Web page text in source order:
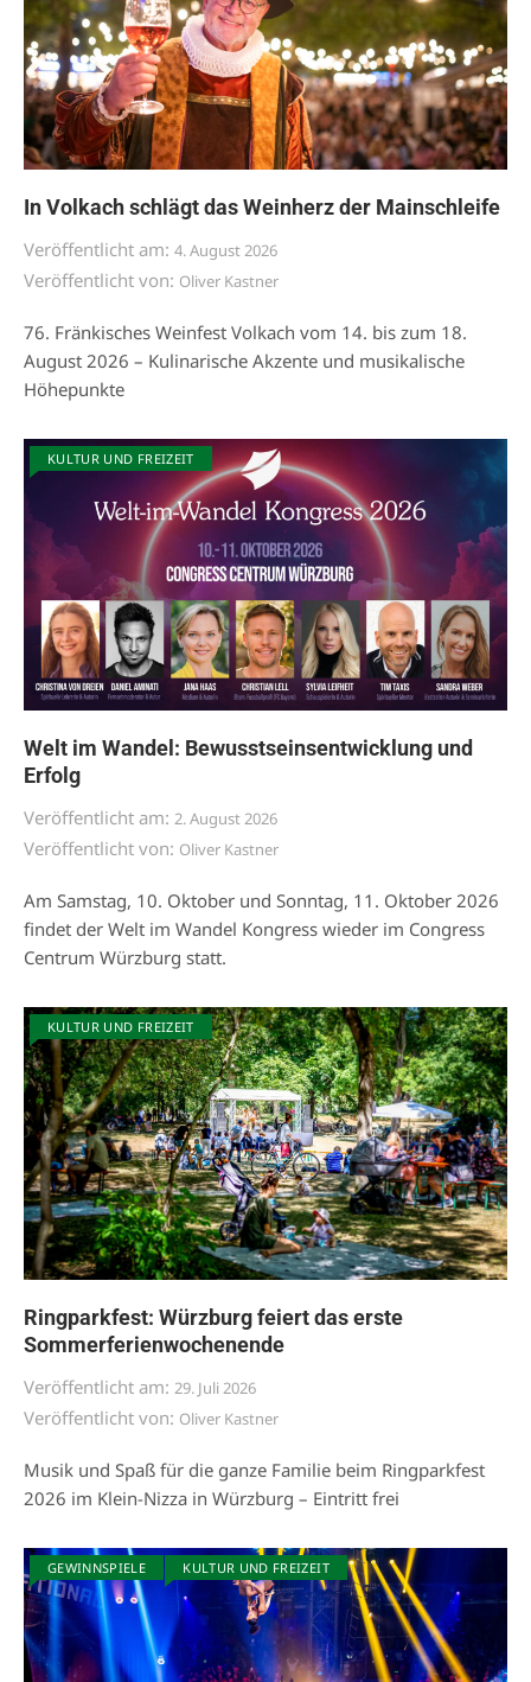
In Volkach schlägt das Weinherz der Mainschleife
Veröffentlicht am: 4. August 2026
Veröffentlicht von: Oliver Kastner
76. Fränkisches Weinfest Volkach vom 14. bis zum 18.
August 2026 – Kulinarische Akzente und musikalische
Höhepunkte
KULTUR UND FREIZEIT
Welt im Wandel: Bewusstseinsentwicklung und
Erfolg
Veröffentlicht am: 2. August 2026
Veröffentlicht von: Oliver Kastner
Am Samstag, 10. Oktober und Sonntag, 11. Oktober 2026
findet der Welt im Wandel Kongress wieder im Congress
Centrum Würzburg statt.
KULTUR UND FREIZEIT
Ringparkfest: Würzburg feiert das erste
Sommerferienwochenende
Veröffentlicht am: 29. Juli 2026
Veröffentlicht von: Oliver Kastner
Musik und Spaß für die ganze Familie beim Ringparkfest
2026 im Klein-Nizza in Würzburg – Eintritt frei
GEWINNSPIELE KULTUR UND FREIZEIT